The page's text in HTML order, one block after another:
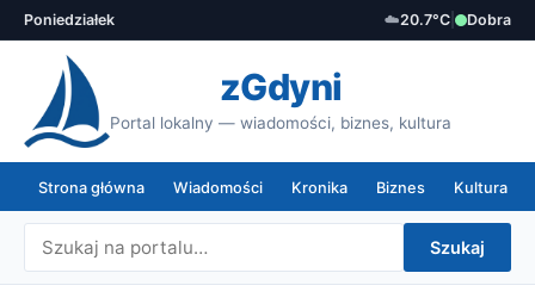
Poniedziałek ☁️20.7°C Dobra
zGdyni
Portal lokalny — wiadomości, biznes, kultura
Strona główna Wiadomości Kronika Biznes Kultura
Szukaj